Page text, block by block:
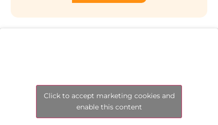
Click to accept marketing cookies and
enable this content